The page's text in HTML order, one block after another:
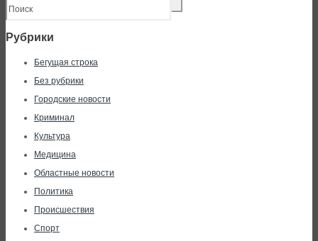
Рубрики
Бегущая строка
Без рубрики
Городские новости
Криминал
Культура
Медицина
Областные новости
Политика
Происшествия
Спорт